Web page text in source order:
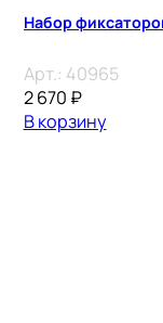
Набор
Арт.: 40965
2 670 ₽
В корзину